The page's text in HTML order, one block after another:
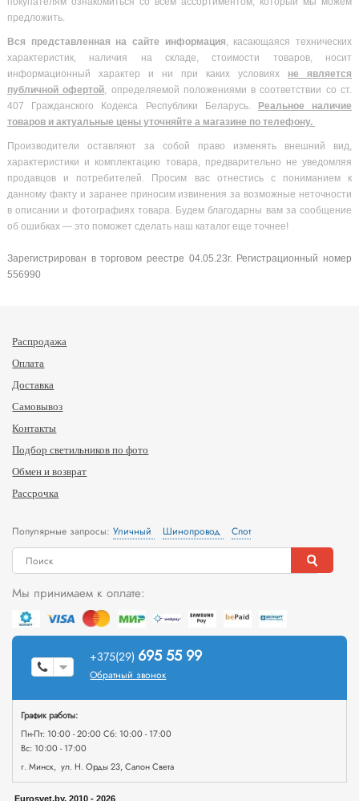
предложить.
Вся представленная на сайте информация , касающаяся технических
характеристик, наличия на складе, стоимости товаров, носит
информационный характер и ни при каких условиях не является
публичной офертой , определяемой положениями в соответствии со ст.
407 Гражданского Кодекса Республики Беларусь. Реальное наличие
товаров и актуальные цены уточняйте а магазине по телефону.
Производители оставляют за собой право изменять внешний вид,
характеристики и комплектацию товара, предварительно не уведомляя
продавцов и потребителей. Просим вас отнестись с пониманием к
данному факту и заранее приносим извинения за возможные неточности
в описании и фотографиях товара. Будем благодарны вам за сообщение
об ошибках — это поможет сделать наш каталог еще точнее!
Зарегистрирован в торговом реестре 04.05.23г. Регистрационный номер
556990
Распродажа
Оплата
Доставка
Самовывоз
Контакты
Подбор светильников по фото
Обмен и возврат
Рассрочка
Популярные запросы:Уличный Шинопровод Спот
Мы принимаем к оплате:
+375(29) 695 55 99
Обратный звонок
График работы:
Пн-Пт: 10:00 - 20:00 Сб: 10:00 - 17:00
Вс: 10:00 - 17:00
г. Минск, ул. Н. Орды 23, Салон Света
Eurosvet.by, 2010 - 2026